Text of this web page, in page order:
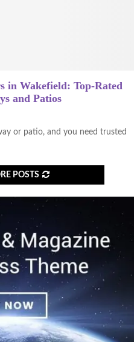
in Wakefield: Top-Rated
and Patios
or patio, and you need trusted
POSTS